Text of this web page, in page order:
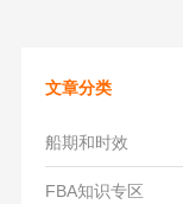
文章分类
船期和时效
FBA知识专区